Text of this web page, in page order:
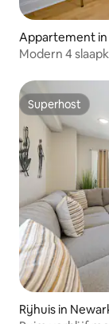
Appartement
Modern 4
Superhost
Superhost
Rijhuis in